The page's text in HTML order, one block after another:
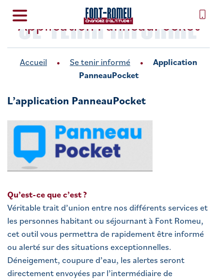
SE TENIR INFORMÉ
Application PanneauPocket
Accueil Se tenir informé
Application
PanneauPocket
L’application PanneauPocket
Qu’est-ce que c’est ?
Véritable trait d’union entre nos différents services et
les personnes habitant ou séjournant à Font Romeu,
cet outil vous permettra de rapidement être informé
ou alerté sur des situations exceptionnelles.
Déneigement, coupure d’eau, les alertes seront
directement envoyées par l’intermédiaire de